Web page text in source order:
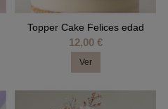
Topper Cake Felices edad
12,00 €
Ver